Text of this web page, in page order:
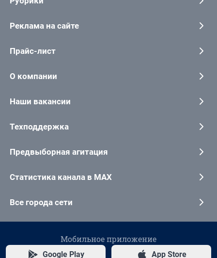
Реклама на сайте
Прайс-лист
О компании
Наши вакансии
Техподдержка
Предвыборная агитация
Статистика канала в MAX
Все города сети
Мобильное приложение
Google Play App Store